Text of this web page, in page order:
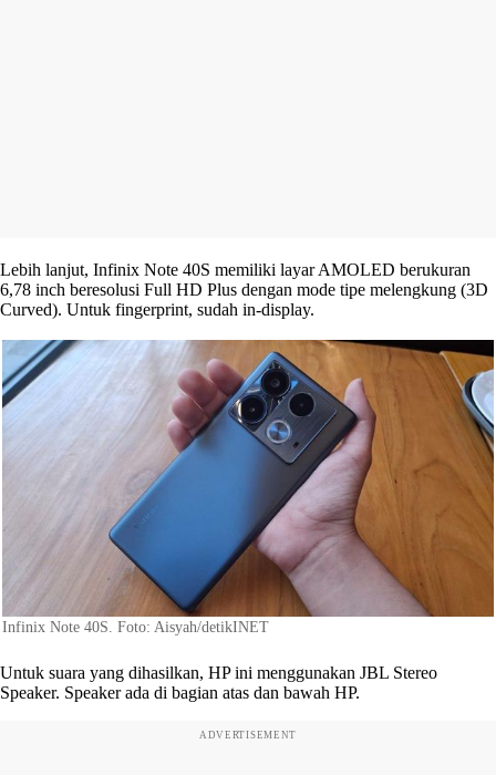
Lebih lanjut, Infinix Note 40S memiliki layar AMOLED berukuran
6,78 inch beresolusi Full HD Plus dengan mode tipe melengkung (3D
Curved). Untuk fingerprint, sudah in-display.
Infinix Note 40S. Foto: Aisyah/detikINET
Untuk suara yang dihasilkan, HP ini menggunakan JBL Stereo
Speaker. Speaker ada di bagian atas dan bawah HP.
ADVERTISEMENT